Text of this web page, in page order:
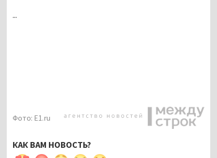
...
Фото: E1.ru
КАК ВАМ НОВОСТЬ?